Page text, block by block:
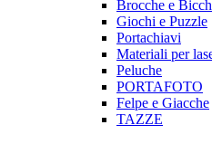
Brocche e
Giochi e Puzzle
Portachiavi
Materiali per
Peluche
PORTAFOTO
Felpe e Giacche
TAZZE